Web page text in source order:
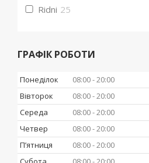
Ridni 25
ГРАФІК РОБОТИ
Понеділок 08:00 20:00
Вівторок
08:00 20:00
Середа
08:00 20:00
Четвер
08:00 20:00
Пʼятниця
08:00 20:00